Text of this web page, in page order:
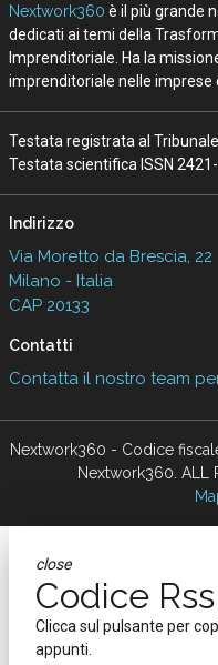
Nextwork360 è il più grande
dedicati ai temi della
Imprenditoriale. Ha la
imprenditoriale nelle imprese
Testata registrata al
Testata scientifica ISSN
Indirizzo
Via Moretto da Brescia, 22
Milano - Italia
CAP 20133
Contatti
Contatta il nostro team
Nextwork360 - Codice
Nextwork360. ALL
close
Codice Rss
Clicca sul pulsante per
appunti.